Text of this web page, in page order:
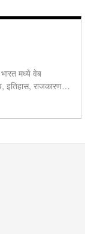
मध्ये वेब
इतिहास, राजकारण,
सहभाग आणि